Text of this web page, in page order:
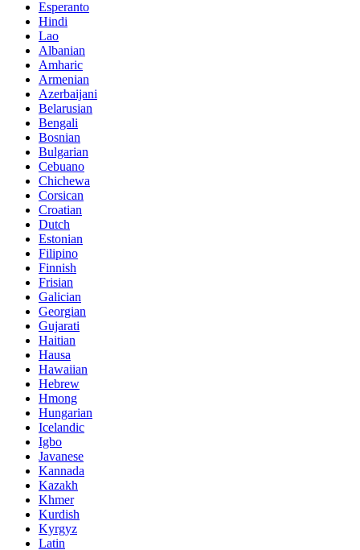
Esperanto
Hindi
Lao
Albanian
Amharic
Armenian
Azerbaijani
Belarusian
Bengali
Bosnian
Bulgarian
Cebuano
Chichewa
Corsican
Croatian
Dutch
Estonian
Filipino
Finnish
Frisian
Galician
Georgian
Gujarati
Haitian
Hausa
Hawaiian
Hebrew
Hmong
Hungarian
Icelandic
Igbo
Javanese
Kannada
Kazakh
Khmer
Kurdish
Kyrgyz
Latin